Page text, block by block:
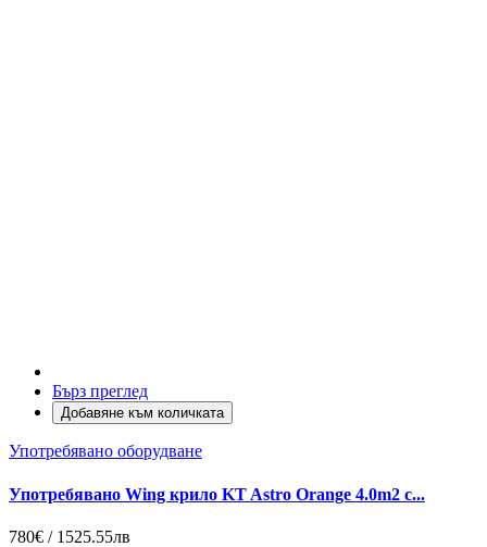
Бърз преглед
Добавяне към количката
Употребявано оборудване
Употребявано Wing крило KT Astro Orange 4.0m2 с...
780€ / 1525.55лв